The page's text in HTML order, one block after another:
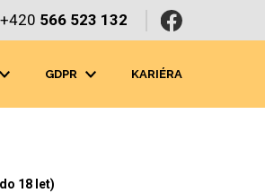
+420 566 523 132
GDPR KARIÉRA
18 let)